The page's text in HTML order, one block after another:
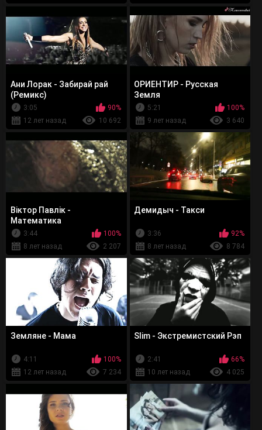
Ани Лорак - Забирай рай
(Ремикс)
3:05
90%
12 лет назад
10 692
ОРИЕНТИР - Русская
Земля
5:21
100%
9 лет назад
3 640
Віктор Павлік -
Математика
3:44
100%
8 лет назад
2 207
Демидыч - Такси
3:36
92%
8 лет назад
8 784
Земляне - Мама
4:11
100%
12 лет назад
7 234
Slim - Экстремистский Рэп
2:41
66%
10 лет назад
4 025